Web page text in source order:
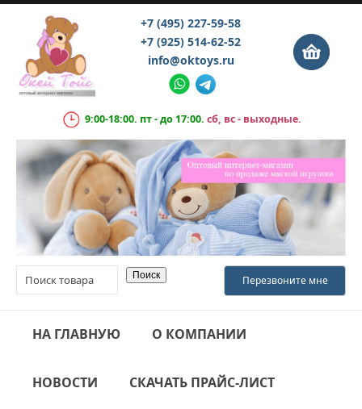
+7 (495) 227-59-58
+7 (925) 514-62-52
info@oktoys.ru
9:00-18:00. пт - до 17:00. сб, вс - выходные.
НА ГЛАВНУЮ О КОМПАНИИ
НОВОСТИ СКАЧАТЬ ПРАЙС-ЛИСТ